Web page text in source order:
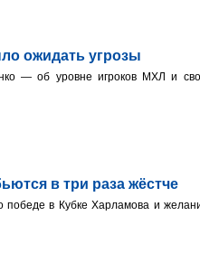
ожидать угрозы
— об уровне игроков МХЛ и
в три раза жёстче
в Кубке Харламова и